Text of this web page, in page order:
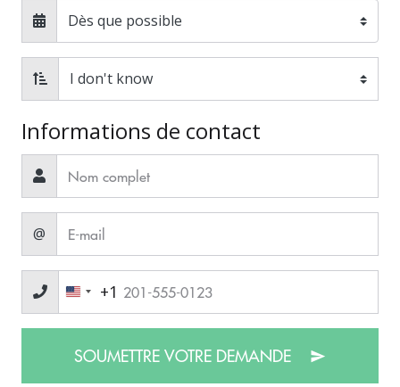
Informations de contact
@
+1
SOUMETTRE VOTRE DEMANDE